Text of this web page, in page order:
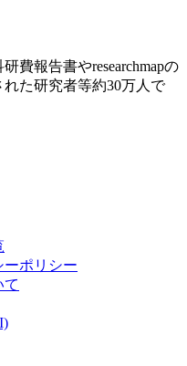
費報告書やresearchmapの
た研究者等約30万人で
ポリシー
て